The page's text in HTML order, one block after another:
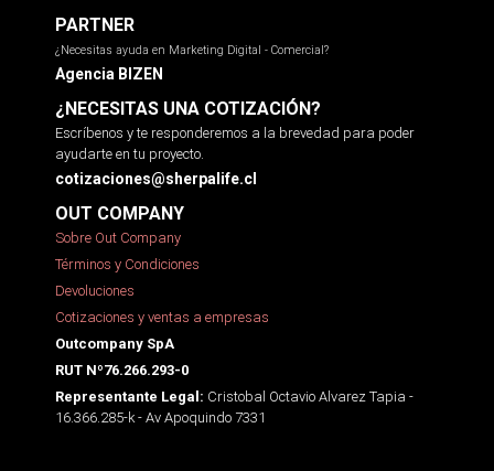
PARTNER
¿Necesitas ayuda en Marketing Digital - Comercial?
Agencia BIZEN
¿NECESITAS UNA COTIZACIÓN?
Escríbenos y te responderemos a la brevedad para poder
ayudarte en tu proyecto.
cotizaciones@sherpalife.cl
OUT COMPANY
Sobre Out Company
Términos y Condiciones
Devoluciones
Cotizaciones y ventas a empresas
Outcompany SpA
RUT Nº76.266.293-0
Representante Legal: Cristobal Octavio Alvarez Tapia -
16.366.285-k - Av Apoquindo 7331